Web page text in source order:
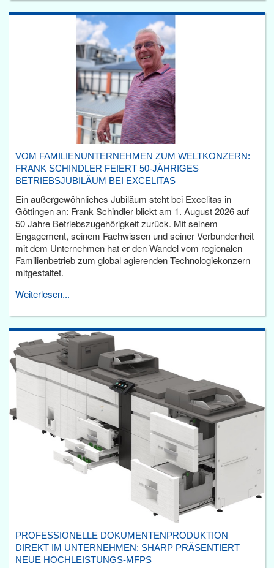
VOM FAMILIENUNTERNEHMEN ZUM WELTKONZERN:
FRANK SCHINDLER FEIERT 50-JÄHRIGES
BETRIEBSJUBILÄUM BEI EXCELITAS
Ein außergewöhnliches Jubiläum steht bei Excelitas in
Göttingen an: Frank Schindler blickt am 1. August 2026 auf
50 Jahre Betriebszugehörigkeit zurück. Mit seinem
Engagement, seinem Fachwissen und seiner Verbundenheit
mit dem Unternehmen hat er den Wandel vom regionalen
Familienbetrieb zum global agierenden Technologiekonzern
mitgestaltet.
Weiterlesen...
PROFESSIONELLE DOKUMENTENPRODUKTION
DIREKT IM UNTERNEHMEN: SHARP PRÄSENTIERT
NEUE HOCHLEISTUNGS-MFPS